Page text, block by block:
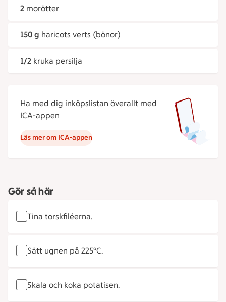
2 morötter
150 g haricots verts (bönor)
1/2 kruka persilja
Ha med dig inköpslistan överallt med
ICA-appen
Läs mer om ICA-appen
Gör så här
Tina torskfiléerna.
Sätt ugnen på 225°C.
Skala och koka potatisen.